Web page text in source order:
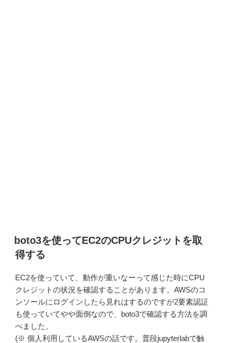
boto3を使ってEC2のCPUクレジットを取
得する
EC2を使っていて、動作が重いなーって感じた時にCPU
クレジットの状況を確認することがあります。AWSのコ
ンソールにログインしたら見れはするのですが2要素認証
も使っていてやや面倒なので、boto3で確認する方法を調
べました。
(※ 個人利用しているAWSの話です。普段jupyterlabで触